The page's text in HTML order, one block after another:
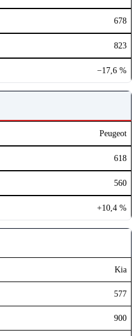
678
823
−17,6 %
Peugeot
618
560
+10,4 %
Kia
577
900